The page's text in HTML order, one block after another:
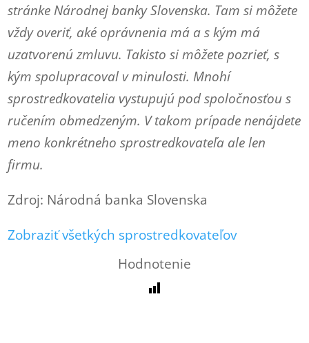
stránke Národnej banky Slovenska. Tam si môžete
vždy overiť, aké oprávnenia má a s kým má
uzatvorenú zmluvu. Takisto si môžete pozrieť, s
kým spolupracoval v minulosti. Mnohí
sprostredkovatelia vystupujú pod spoločnosťou s
ručením obmedzeným. V takom prípade nenájdete
meno konkrétneho sprostredkovateľa ale len
firmu.
Zdroj: Národná banka Slovenska
Zobraziť všetkých sprostredkovateľov
Hodnotenie